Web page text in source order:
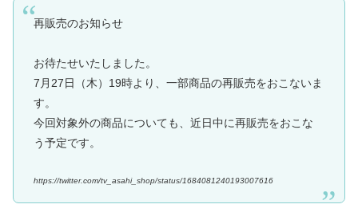
再販売のお知らせ
お待たせいたしました。
7月27日（木）19時より、一部商品の再販売をおこないま
す。
今回対象外の商品についても、近日中に再販売をおこな
う予定です。
https://twitter.com/tv_asahi_shop/status/1684081240193007616